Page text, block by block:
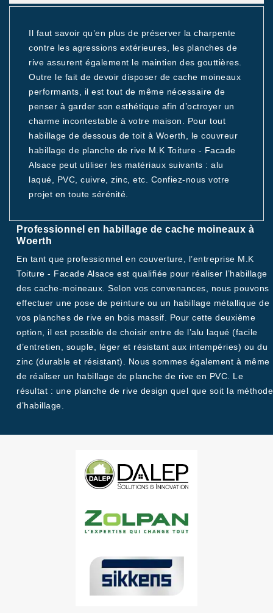
Il faut savoir qu’en plus de préserver la charpente
contre les agressions extérieures, les planches de
rive assurent également le maintien des gouttières.
Outre le fait de devoir disposer de cache moineaux
performants, il est tout de même nécessaire de
penser à garder son esthétique afin d’octroyer un
charme incontestable à votre maison. Pour tout
habillage de dessous de toit à Woerth, le couvreur
habillage de planche de rive M.K Toiture - Facade
Alsace peut utiliser les matériaux suivants : alu
laqué, PVC, cuivre, zinc, etc. Confiez-nous votre
projet en toute sérénité.
Professionnel en habillage de cache moineaux à
Woerth
En tant que professionnel en couverture, l’entreprise M.K
Toiture - Facade Alsace est qualifiée pour réaliser l’habillage
des cache-moineaux. Selon vos convenances, nous pouvons
effectuer une pose de peinture ou un habillage métallique de
vos planches de rive en bois massif. Pour cette deuxième
option, il est possible de choisir entre de l’alu laqué (facile
d’entretien, souple, léger et résistant aux intempéries) ou du
zinc (durable et résistant). Nous sommes également à même
de réaliser un habillage de planche de rive en PVC. Le
résultat : une planche de rive design quel que soit la méthode
d’habillage.